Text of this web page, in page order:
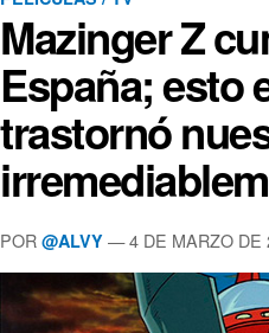
Mazinger Z
España; esto
trastornó
POR @ALVY — 4 DE MARZO DE